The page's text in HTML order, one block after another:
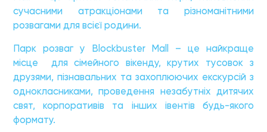
сучасними атракціонами та різноманітними
розвагами для всієї родини.
Парк розваг у Blockbuster Mall – це найкраще
місце для сімейного вікенду, крутих тусовок з
друзями, пізнавальних та захоплюючих екскурсій з
однокласниками, проведення незабутніх дитячих
свят, корпоративів та інших івентів будь-якого
формату.